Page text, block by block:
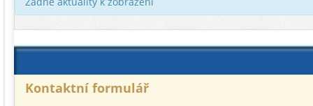
Kontaktní formulář